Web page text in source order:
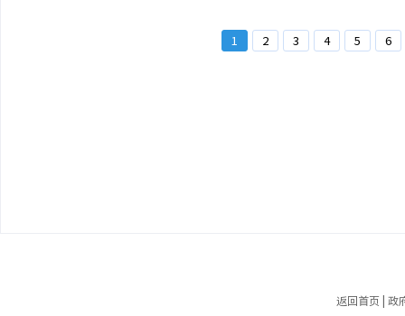
1 2 3 4 5 6
返回首页 | 政